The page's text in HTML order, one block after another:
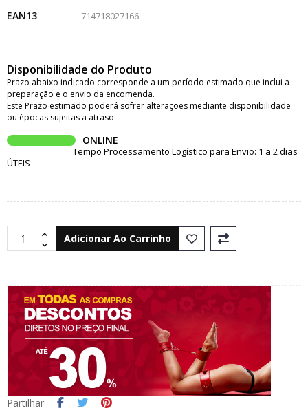
EAN13 714718027166
Disponibilidade do Produto
Prazo abaixo indicado corresponde a um período estimado que inclui a
preparação e o envio da encomenda.
Este Prazo estimado poderá sofrer alterações mediante disponibilidade
ou épocas sujeitas a atraso.
ONLINE
Tempo Processamento Logístico para Envio: 1 a 2 dias
ÚTEIS
Adicionar Ao Carrinho
Partilhar